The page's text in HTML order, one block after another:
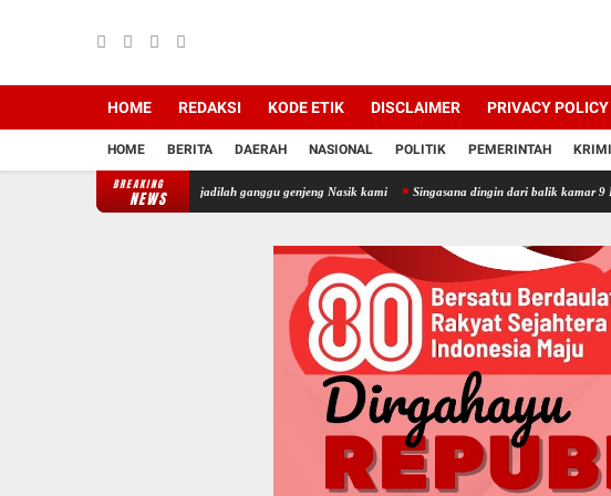
HOME REDAKSI KODE ETIK DISCLAIMER PRIVACY POLICY
HOME BERITA DAERAH NASIONAL POLITIK PEMERINTAH
BREAKING
NEWS
eno dan andr jadilah ganggu genjeng Nasik kami Singasana dingin dari balik kamar 9 Bagaimana